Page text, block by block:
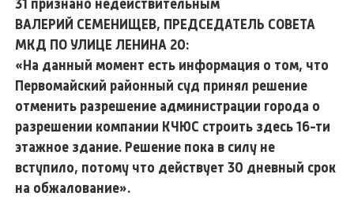
ВАЛЕРИЙ СЕМЕНИЩЕВ, ПРЕДСЕДАТЕЛЬ СОВЕТА
МКД ПО УЛИЦЕ ЛЕНИНА 20:
«На данный момент есть информация о том, что
Первомайский районный суд принял решение
отменить разрешение администрации города о
разрешении компании КЧЮС строить здесь 16-ти
этажное здание. Решение пока в силу не
вступило, потому что действует 30 дневный срок
на обжалование».